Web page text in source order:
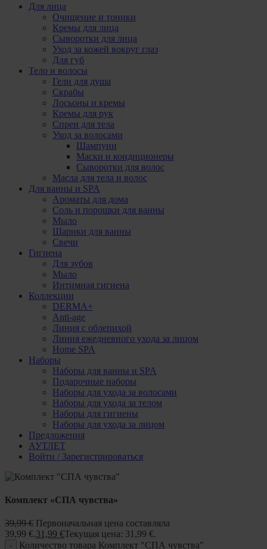
Для лица
Очищение и тоники
Кремы для лица
Сыворотки для лица
Уход за кожей вокруг глаз
Для губ
Тело и волосы
Гели для душа
Скрабы
Лосьоны и кремы
Кремы для рук
Спреи для тела
Уход за волосами
Шампуни
Маски и кондиционеры
Сыворотки для волос
Масла для тела и волос
Для ванны и SPA
Ароматы для дома
Соль и порошки для ванны
Мыло
Шарики для ванны
Свечи
Гигиена
Для зубов
Мыло
Интимная гигиена
Коллекции
DERMA+
Anti-age
Линия с облепихой
Линия ежедневного ухода за лицом
Home SPA
Наборы
Наборы для ванны и SPA
Подарочные наборы
Наборы для ухода за волосами
Наборы для ухода за телом
Наборы для гигиены
Наборы для ухода за лицом
Предложения
АУТЛЕТ
Войти / Зарегистрироваться
Комплект «СПА чувства»
39,99€ Первоначальная цена составляла
39,99 €.31,99 €Текущая цена: 31,99 €.
Количество товара Комплект "СПА чувства"